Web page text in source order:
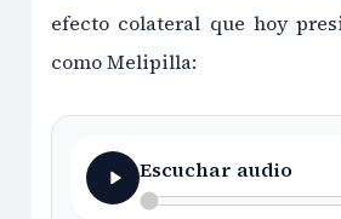
efecto colateral que hoy
como Melipilla:
Escuchar audio